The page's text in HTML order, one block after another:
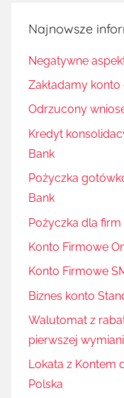
Najnowsze
Negatywne
Zakładamy konto
Odrzucony
Kredyt
Bank
Pożyczka
Bank
Pożyczka dla firm
Konto Firmowe
Konto Firmowe
Biznes konto
Walutomat z
pierwszej
Lokata z Kontem
Polska